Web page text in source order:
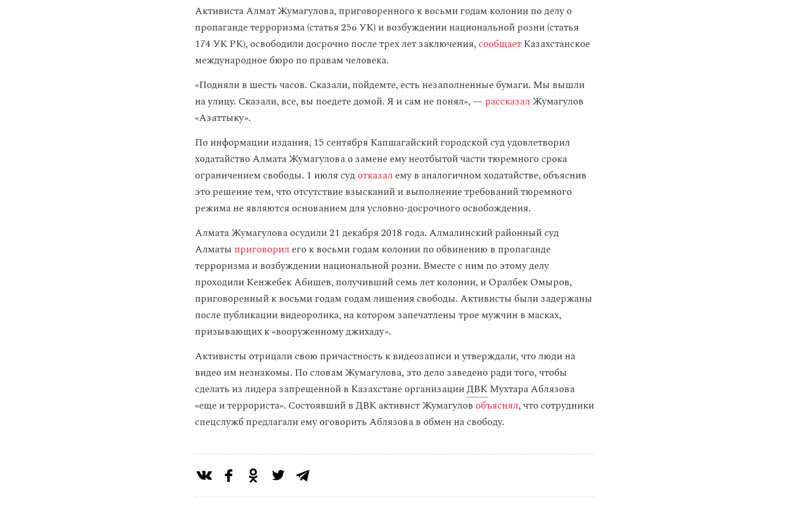
Активиста Алмат Жумагулова, приговоренного к восьми годам колонии по делу о
пропаганде терроризма (статья 256 УК) и возбуждении национальной розни (статья
174 УК РК), освободили досрочно после трех лет заключения,сообщаетКазахстанское
международное бюро по правам человека.
«Подняли в шесть часов. Сказали, пойдемте, есть незаполненные бумаги. Мы вышли
на улицу. Сказали, все, вы поедете домой. Я и сам не понял», —рассказалЖумагулов
«Азаттыку».
По информации издания, 15 сентября Капшагайский городской суд удовлетворил
ходатайство Алмата Жумагулова о замене ему неотбытой части тюремного срока
ограничением свободы. 1 июля судотказалему в аналогичном ходатайстве, объяснив
это решение тем, что отсутствие взысканий и выполнение требований тюремного
режима не являются основанием для условно-досрочного освобождения.
Алмата Жумагулова осудили 21 декабря 2018 года. Алмалинский районный суд
Алматы приговорилего к восьми годам колонии по обвинению в пропаганде
терроризма и возбуждении национальной розни. Вместе с ним по этому делу
проходили Кенжебек Абишев, получивший семь лет колонии, и Оралбек Омыров,
приговоренный к восьми годам годам лишения свободы. Активисты были задержаны
после публикации видеоролика, на котором запечатлены трое мужчин в масках,
призывающих к «вооруженному джихаду».
Активисты отрицали свою причастность к видеозаписи и утверждали, что люди на
видео им незнакомы. По словам Жумагулова, это дело заведено ради того, чтобы
сделать из лидера запрещенной в Казахстане организацииДВКМухтара Аблязова
«еще и террориста». Состоявший в ДВК активист Жумагулов объяснял, что сотрудники
спецслужб предлагали ему оговорить Аблязова в обмен на свободу.